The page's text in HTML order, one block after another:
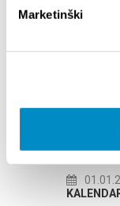
Marketinški
GRADA SPLITA